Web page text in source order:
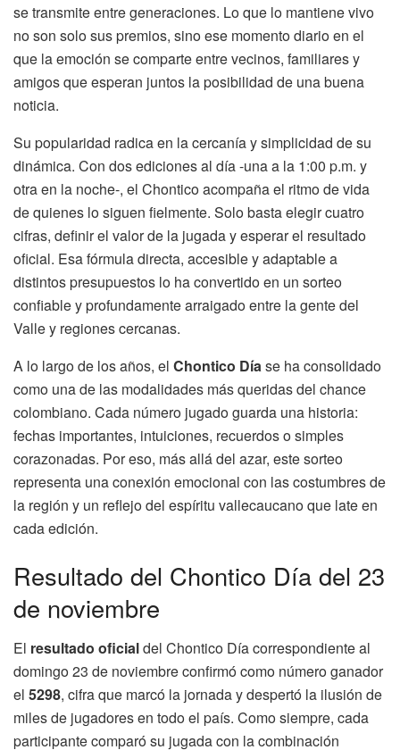
se transmite entre generaciones. Lo que lo mantiene vivo
no son solo sus premios, sino ese momento diario en el
que la emoción se comparte entre vecinos, familiares y
amigos que esperan juntos la posibilidad de una buena
noticia.
Su popularidad radica en la cercanía y simplicidad de su
dinámica. Con dos ediciones al día -una a la 1:00 p.m. y
otra en la noche-, el Chontico acompaña el ritmo de vida
de quienes lo siguen fielmente. Solo basta elegir cuatro
cifras, definir el valor de la jugada y esperar el resultado
oficial. Esa fórmula directa, accesible y adaptable a
distintos presupuestos lo ha convertido en un sorteo
confiable y profundamente arraigado entre la gente del
Valle y regiones cercanas.
A lo largo de los años, el Chontico Díase ha consolidado
como una de las modalidades más queridas del chance
colombiano. Cada número jugado guarda una historia:
fechas importantes, intuiciones, recuerdos o simples
corazonadas. Por eso, más allá del azar, este sorteo
representa una conexión emocional con las costumbres de
la región y un reflejo del espíritu vallecaucano que late en
cada edición.
Resultado del Chontico Día del 23
de noviembre
El resultado oficialdel Chontico Día correspondiente al
domingo 23 de noviembre confirmó como número ganador
el 5298, cifra que marcó la jornada y despertó la ilusión de
miles de jugadores en todo el país. Como siempre, cada
participante comparó su jugada con la combinación